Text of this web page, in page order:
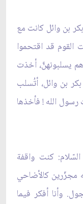
بن وائل كانت مع
قد اقتحموا
يسلبونهنَّ، أخذت
بن وائل، أتُسلب
رسول الله ! فأخذها
كنت واقفة
مجزّرين كالأضاحي
وأنا أفكر فيما